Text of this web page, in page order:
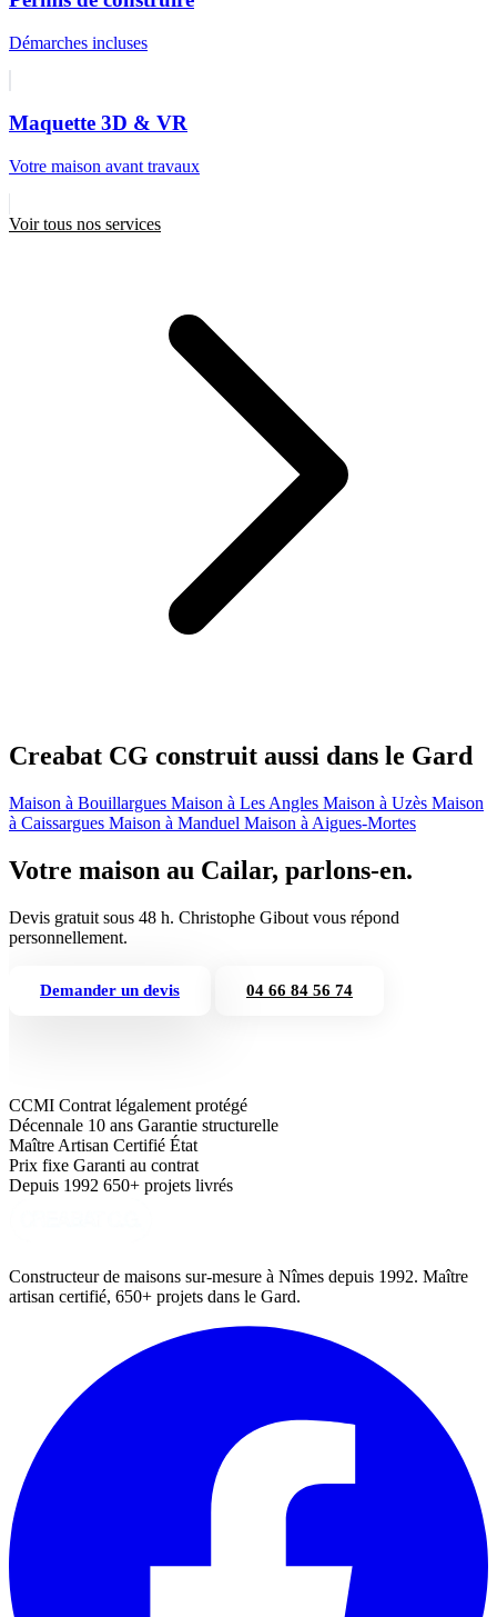
Démarches incluses
Maquette 3D & VR
Votre maison avant travaux
Voir tous nos services
Creabat CG construit aussi dans le Gard
Maison à Bouillargues Maison à Les Angles Maison à Uzès Maison
à Caissargues Maison à Manduel Maison à Aigues-Mortes
Votre maison au Cailar, parlons-en.
Devis gratuit sous 48 h. Christophe Gibout vous répond
personnellement.
Demander un devis 04 66 84 56 74
CCMI Contrat légalement protégé
Décennale 10 ans Garantie structurelle
Maître Artisan Certifié État
Prix fixe Garanti au contrat
Depuis 1992 650+ projets livrés
Constructeur de maisons sur-mesure à Nîmes depuis 1992. Maître
artisan certifié, 650+ projets dans le Gard.